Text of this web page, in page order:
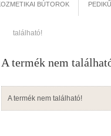
BÚTOROK
található!
A termék nem
A termék nem található!